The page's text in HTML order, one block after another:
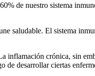
de nuestro sistema
saludable. El sistema
inflamación crónica, sin
de desarrollar ciertas